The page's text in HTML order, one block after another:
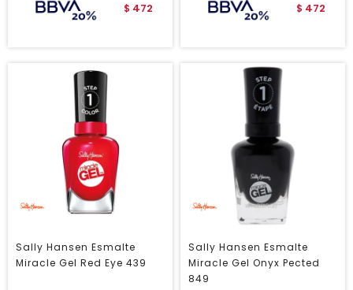
$ 472 $ 472
Sally Hansen Esmalte
Miracle Gel Red Eye 439
Sally Hansen Esmalte
Miracle Gel Onyx Pected
849